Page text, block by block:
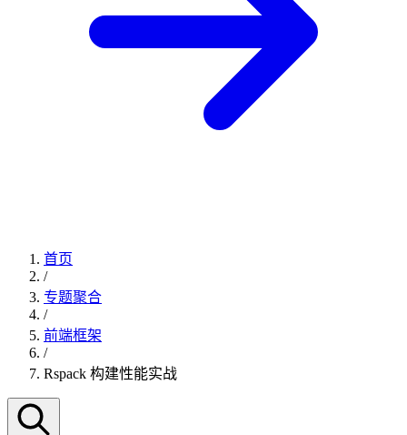
首页
/
专题聚合
/
前端框架
/
Rspack 构建性能实战